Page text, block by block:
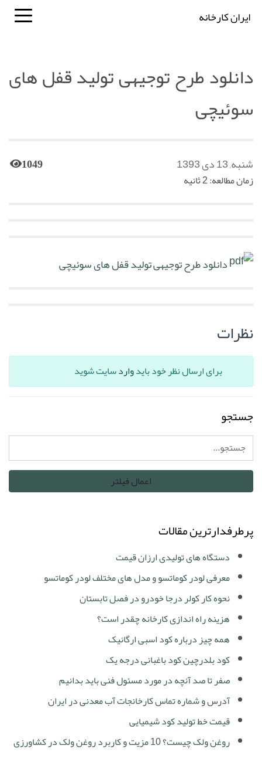
ایران کارخانه
دانلود طرح توجیهی تولید قفل های
سوئیچی
شنبه, 13 دی 1393 1049
زمان مطالعه: 2 ثانیه
دانلود طرح توجیهی تولید قفل های سوئیچی
نظرات
برای ارسال نظر خود بایدواردسایت شوید
جستجو
پرطرفدارترین مقالات
دستگاه های تولیدی ارزان قیمت
معرفی لودر کوماتسو و مدل های مختلف لودر کوماتسو
نحوه کار کولر درجا خودرو در فصل تابستان
هزینه راه اندازی کارخانه چقدر است؟
همه چیز درباره کود اسبی ارگانیک
کود بلدرچین کود باغبانی درجه یک
صفر تا صد آنچه در مورد مسئول فنی باید بدانیم
آدرس و شماره تماس کارخانجات آب معدنی در ایران
قیمت خط تولید کود شیمیایی
روغن ولک چیست؟ 10 مزیت و کاربرد روغن ولک در کشاورزی